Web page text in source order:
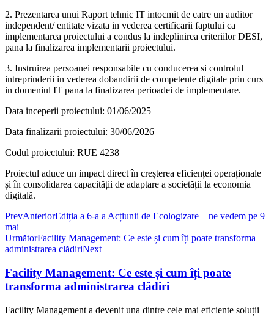
2. Prezentarea unui Raport tehnic IT intocmit de catre un auditor
independent/ entitate vizata in vederea certificarii faptului ca
implementarea proiectului a condus la indeplinirea criteriilor DESI,
pana la finalizarea implementarii proiectului.
3. Instruirea persoanei responsabile cu conducerea si controlul
intreprinderii in vederea dobandirii de competente digitale prin curs
in domeniul IT pana la finalizarea perioadei de implementare.
Data inceperii proiectului: 01/06/2025
Data finalizarii proiectului: 30/06/2026
Codul proiectului: RUE 4238
Proiectul aduce un impact direct în creșterea eficienței operaționale
și în consolidarea capacității de adaptare a societății la economia
digitală.
PrevAnteriorEdiția a 6-a a Acțiunii de Ecologizare – ne vedem pe 9
mai
UrmătorFacility Management: Ce este și cum îți poate transforma
administrarea clădiriNext
Facility Management: Ce este și cum îți poate
transforma administrarea clădiri
Facility Management a devenit una dintre cele mai eficiente soluții